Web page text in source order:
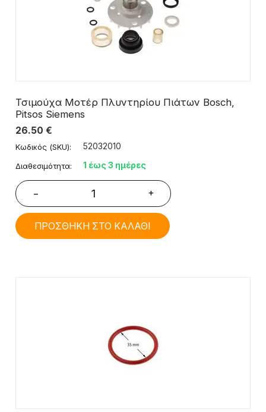
Τσιμούχα Μοτέρ Πλυντηρίου Πιάτων Bosch,
Pitsos Siemens
26.50 €
Κωδικός (SKU): 52032010
Διαθεσιμότητα: 1 έως 3 ημέρες
− +
ΠΡΟΣΘΗΚΗ ΣΤΟ ΚΑΛΑΘΙ